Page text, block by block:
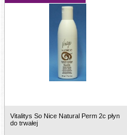
Vitalitys So Nice Natural Perm 2c płyn
do trwałej